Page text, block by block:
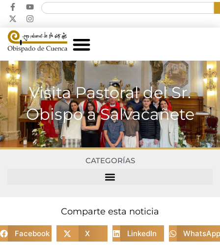
Visita Pastoral del Sr.
Obispo a Salvacañete
CATEGORÍAS
Comparte esta noticia
Facebook X LinkedIn WhatsApp